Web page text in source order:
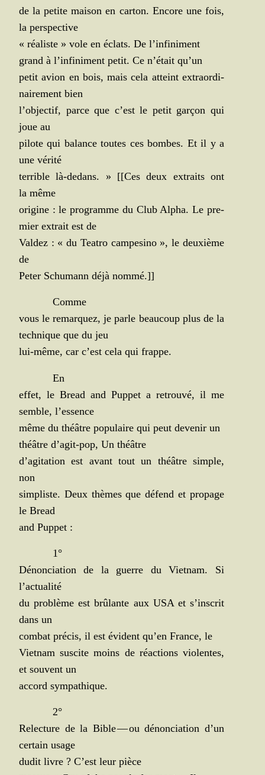
de la petite mai­son en car­ton. Encore une fois,
la perspective
« réa­liste » vole en éclats. De l’infiniment
grand à l’infiniment petit. Ce n’était qu’un
petit avion en bois, mais cela atteint extra­or­di­
nai­re­ment bien
l’objectif, parce que c’est le petit gar­çon qui
joue au
pilote qui balance toutes ces bombes. Et il y a
une vérité
ter­rible là-dedans. » [[Ces deux extraits ont
la même
ori­gine : le pro­gramme du Club Alpha. Le pre­
mier extrait est de
Val­dez : « du Tea­tro cam­pe­si­no », le deuxième
de
Peter Schu­mann déjà nommé.]]
Comme
vous le remar­quez, je parle beau­coup plus de la
tech­nique que du jeu
lui-même, car c’est cela qui frappe.
En
effet, le Bread and Pup­pet a retrou­vé, il me
semble, l’essence
même du théâtre popu­laire qui peut deve­nir un
théâtre d’agit-pop, Un théâtre
d’agitation est avant tout un théâtre simple,
non
sim­pliste. Deux thèmes que défend et pro­page
le Bread
and Puppet :
1°
Dénon­cia­tion de la guerre du Viet­nam. Si
l’actualité
du pro­blème est brû­lante aux USA et s’inscrit
dans un
com­bat pré­cis, il est évident qu’en France, le
Viet­nam sus­cite moins de réac­tions vio­lentes,
et sou­vent un
accord sympathique.
2°
Relec­ture de la Bible — ou dénon­cia­tion d’un
cer­tain usage
dudit livre ? C’est leur pièce